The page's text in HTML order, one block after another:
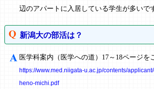
辺のアパートに入居している学生が多いで
新潟大の部活は？
医学科案内（医学への道）17～18ページを
https://www.med.niigata-u.ac.jp/contents/
heno-michi.pdf